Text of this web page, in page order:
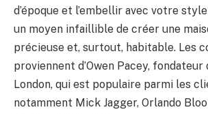
d’époque et l’embellir avec votre
un moyen infaillible de créer une
précieuse et, surtout, habitable. Les
proviennent d’Owen Pacey, fondateur
London, qui est populaire parmi les
notamment Mick Jagger, Orlando